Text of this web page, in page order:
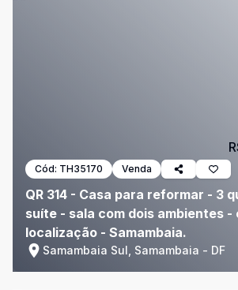
Cód: TH35170 Venda
QR 314 - Casa para reformar - 3
suíte - sala com dois ambientes
localização - Samambaia.
Samambaia Sul, Samambaia - DF